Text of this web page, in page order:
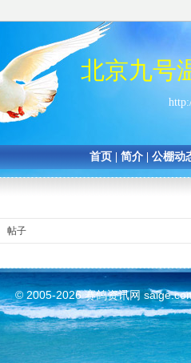
北京九号
首页 简介 公棚动
帖子
© 2005-2026赛鸽资讯网